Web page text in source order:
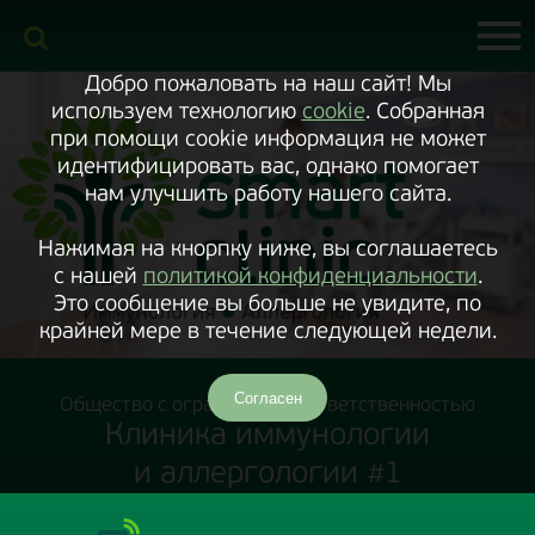
версию
сайта
Добро пожаловать на наш сайт! Мы
используем технологию cookie. Собранная
при помощи cookie информация не может
идентифицировать вас, однако помогает
нам улучшить работу нашего сайта.
Нажимая на кнорпку ниже, вы соглашаетесь
с нашей политикой конфиденциальности.
Это сообщение вы больше не увидите, по
крайней мере в течение следующей недели.
Согласен
Общество с ограниченной ответственностью
Клиника иммунологии
и аллергологии #1